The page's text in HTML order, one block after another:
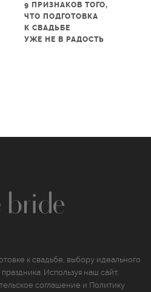
9 ПРИЗНАКОВ ТОГО,
ЧТО ПОДГОТОВКА
К СВАДЬБЕ
УЖЕ НЕ В РАДОСТЬ
к свадьбе, выбору идеального
Используя наш сайт,
соглашение и Политику